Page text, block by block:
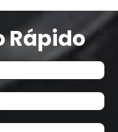
Rápido